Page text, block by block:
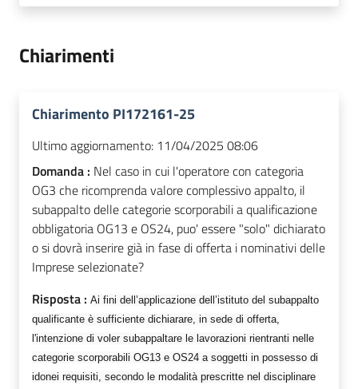
Chiarimenti
Chiarimento PI172161-25
Ultimo aggiornamento: 11/04/2025 08:06
Domanda : Nel caso in cui l'operatore con categoria
OG3 che ricomprenda valore complessivo appalto, il
subappalto delle categorie scorporabili a qualificazione
obbligatoria OG13 e OS24, puo' essere "solo" dichiarato
o si dovrà inserire già in fase di offerta i nominativi delle
Imprese selezionate?
Risposta : Ai fini dell’applicazione dell’istituto del subappalto
qualificante è sufficiente dichiarare, in sede di offerta,
l'intenzione di voler subappaltare le lavorazioni rientranti nelle
categorie scorporabili OG13 e OS24 a soggetti in possesso di
idonei requisiti, secondo le modalità prescritte nel disciplinare